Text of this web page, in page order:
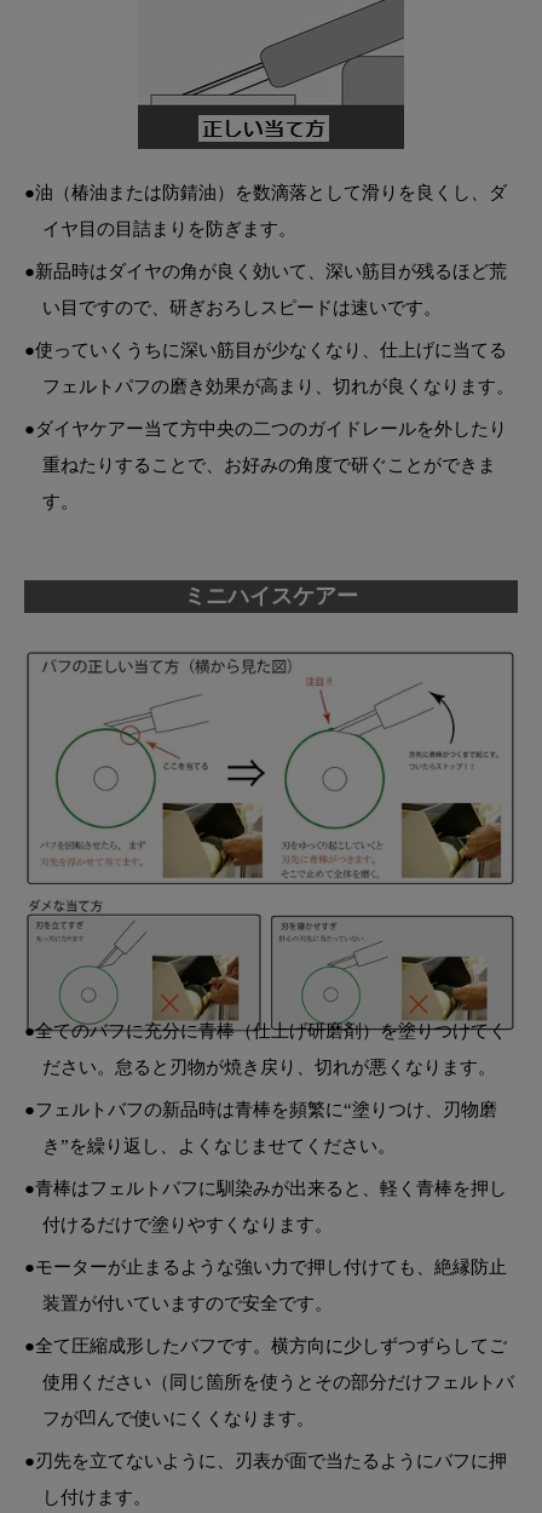
●油（椿油または防錆油）を数滴落として滑りを良くし、ダ
イヤ目の目詰まりを防ぎます。
●新品時はダイヤの角が良く効いて、深い筋目が残るほど荒
い目ですので、研ぎおろしスピードは速いです。
●使っていくうちに深い筋目が少なくなり、仕上げに当てる
フェルトパフの磨き効果が高まり、切れが良くなります。
●ダイヤケアー当て方中央の二つのガイドレールを外したり
重ねたりすることで、お好みの角度で研ぐことができま
す。
ミニハイスケアー
●全てのバフに充分に青棒（仕上げ研磨剤）を塗りつけてく
ださい。怠ると刃物が焼き戻り、切れが悪くなります。
●フェルトバフの新品時は青棒を頻繁に“塗りつけ、刃物磨
き”を繰り返し、よくなじませてください。
●青棒はフェルトバフに馴染みが出来ると、軽く青棒を押し
付けるだけで塗りやすくなります。
●モーターが止まるような強い力で押し付けても、絶縁防止
装置が付いていますので安全です。
●全て圧縮成形したバフです。横方向に少しずつずらしてご
使用ください （同じ箇所を使うとその部分だけフェルトバ
フが凹んで使いにくくなります。
●刃先を立てないように、刃表が面で当たるようにバフに押
し付けます。